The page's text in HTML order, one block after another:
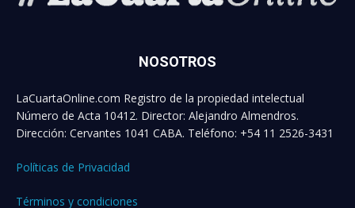
NOSOTROS
LaCuartaOnline.com Registro de la propiedad intelectual
Número de Acta 10412. Director: Alejandro Almendros.
Dirección: Cervantes 1041 CABA. Teléfono: +54 11 2526-3431
Políticas de Privacidad
Términos y condiciones